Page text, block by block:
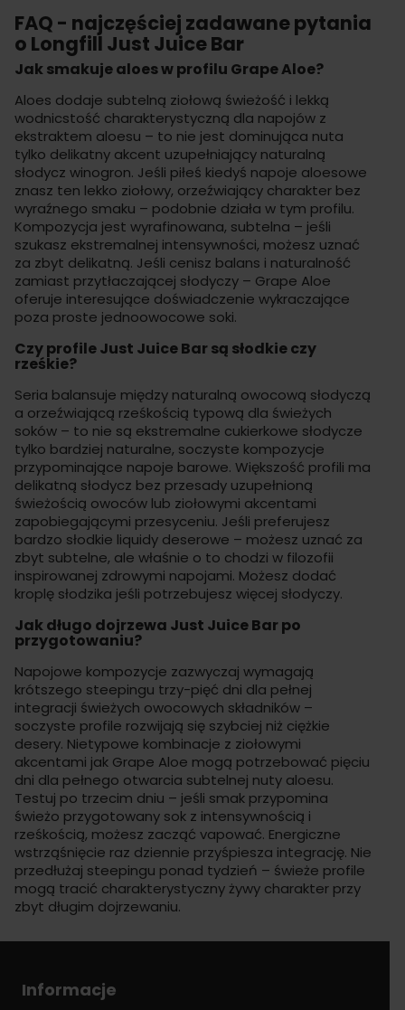
FAQ - najczęściej zadawane pytania
o Longfill Just Juice Bar
Jak smakuje aloes w profilu Grape Aloe?
Aloes dodaje subtelną ziołową świeżość i lekką
wodnicstość charakterystyczną dla napojów z
ekstraktem aloesu – to nie jest dominująca nuta
tylko delikatny akcent uzupełniający naturalną
słodycz winogron. Jeśli piłeś kiedyś napoje aloesowe
znasz ten lekko ziołowy, orzeźwiający charakter bez
wyraźnego smaku – podobnie działa w tym profilu.
Kompozycja jest wyrafinowana, subtelna – jeśli
szukasz ekstremalnej intensywności, możesz uznać
za zbyt delikatną. Jeśli cenisz balans i naturalność
zamiast przytłaczającej słodyczy – Grape Aloe
oferuje interesujące doświadczenie wykraczające
poza proste jednoowocowe soki.
Czy profile Just Juice Bar są słodkie czy
rześkie?
Seria balansuje między naturalną owocową słodyczą
a orzeźwiającą rześkością typową dla świeżych
soków – to nie są ekstremalne cukierkowe słodycze
tylko bardziej naturalne, soczyste kompozycje
przypominające napoje barowe. Większość profili ma
delikatną słodycz bez przesady uzupełnioną
świeżością owoców lub ziołowymi akcentami
zapobiegającymi przesyceniu. Jeśli preferujesz
bardzo słodkie liquidy deserowe – możesz uznać za
zbyt subtelne, ale właśnie o to chodzi w filozofii
inspirowanej zdrowymi napojami. Możesz dodać
kroplę słodzika jeśli potrzebujesz więcej słodyczy.
Jak długo dojrzewa Just Juice Bar po
przygotowaniu?
Napojowe kompozycje zazwyczaj wymagają
krótszego steepingu trzy-pięć dni dla pełnej
integracji świeżych owocowych składników –
soczyste profile rozwijają się szybciej niż ciężkie
desery. Nietypowe kombinacje z ziołowymi
akcentami jak Grape Aloe mogą potrzebować pięciu
dni dla pełnego otwarcia subtelnej nuty aloesu.
Testuj po trzecim dniu – jeśli smak przypomina
świeżo przygotowany sok z intensywnością i
rześkością, możesz zacząć vapować. Energiczne
wstrząśnięcie raz dziennie przyśpiesza integrację. Nie
przedłużaj steepingu ponad tydzień – świeże profile
mogą tracić charakterystyczny żywy charakter przy
zbyt długim dojrzewaniu.
Informacje